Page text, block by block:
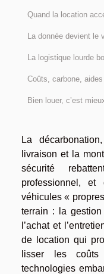
Quand la location
La donnée devient le
La logistique lourde
Coûts, carbone,
Bien louer, c’est
La
livraison et la
sécurité
professionnel,
véhicules «
terrain : la
l’achat et
de location qui
lisser les coûts
technologies